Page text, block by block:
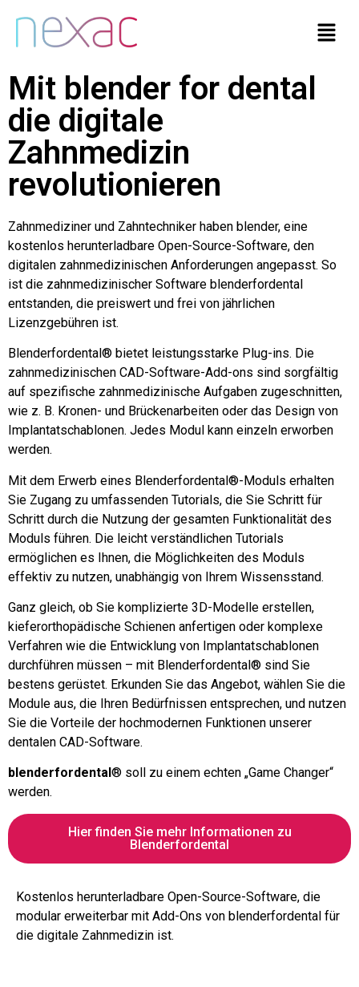
Mit blender for dental
die digitale
Zahnmedizin
revolutionieren
Zahnmediziner und Zahntechniker haben blender, eine
kostenlos herunterladbare Open-Source-Software, den
digitalen zahnmedizinischen Anforderungen angepasst. So
ist die zahnmedizinischer Software blenderfordental
entstanden, die preiswert und frei von jährlichen
Lizenzgebühren ist.
Blenderfordental® bietet leistungsstarke Plug-ins. Die
zahnmedizinischen CAD-Software-Add-ons sind sorgfältig
auf spezifische zahnmedizinische Aufgaben zugeschnitten,
wie z. B. Kronen- und Brückenarbeiten oder das Design von
Implantatschablonen. Jedes Modul kann einzeln erworben
werden.
Mit dem Erwerb eines Blenderfordental®-Moduls erhalten
Sie Zugang zu umfassenden Tutorials, die Sie Schritt für
Schritt durch die Nutzung der gesamten Funktionalität des
Moduls führen. Die leicht verständlichen Tutorials
ermöglichen es Ihnen, die Möglichkeiten des Moduls
effektiv zu nutzen, unabhängig von Ihrem Wissensstand.
Ganz gleich, ob Sie komplizierte 3D-Modelle erstellen,
kieferorthopädische Schienen anfertigen oder komplexe
Verfahren wie die Entwicklung von Implantatschablonen
durchführen müssen – mit Blenderfordental® sind Sie
bestens gerüstet. Erkunden Sie das Angebot, wählen Sie die
Module aus, die Ihren Bedürfnissen entsprechen, und nutzen
Sie die Vorteile der hochmodernen Funktionen unserer
dentalen CAD-Software.
blenderfordental ® soll zu einem echten „Game Changer“
werden.
Hier finden Sie mehr Informationen zu
Blenderfordental
Kostenlos herunterladbare Open-Source-Software, die
modular erweiterbar mit Add-Ons von blenderfordental für
die digitale Zahnmedizin ist.